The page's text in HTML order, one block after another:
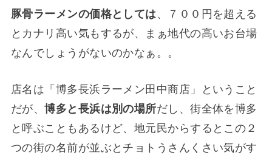
豚骨ラーメンの価格としては 、７００円を超える
とカナリ高い気もするが、まぁ地代の高いお台場
なんでしょうがないのかなぁ。。
店名は「博多長浜ラーメン田中商店」ということ
だが、博多と長浜は別の場所だし、街全体を博多
と呼ぶこともあるけど、地元民からするとこの２
つの街の名前が並ぶとチョトうさんくさい気がす